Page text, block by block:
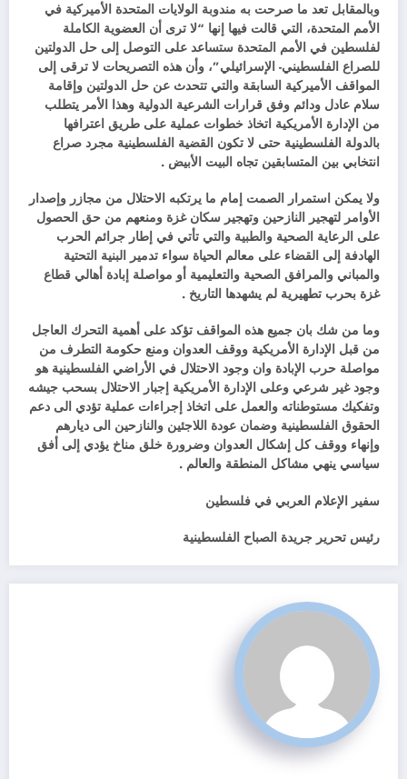
وبالمقابل تعد ما صرحت به مندوبة الولايات المتحدة الأميركية في
الأمم المتحدة، التي قالت فيها إنها “لا ترى أن العضوية الكاملة
لفلسطين في الأمم المتحدة ستساعد على التوصل إلى حل الدولتين
للصراع الفلسطيني- الإسرائيلي”، وأن هذه التصريحات لا ترقى إلى
المواقف الأميركية السابقة والتي تتحدث عن حل الدولتين وإقامة
سلام عادل ودائم وفق قرارات الشرعية الدولية وهذا الأمر يتطلب
من الإدارة الأمريكية اتخاذ خطوات عملية على طريق اعترافها
بالدولة الفلسطينية حتى لا تكون القضية الفلسطينية مجرد صراع
انتخابي بين المتسابقين تجاه البيت الأبيض .
ولا يمكن استمرار الصمت إمام ما يرتكبه الاحتلال من مجازر وإصدار
الأوامر لتهجير النازحين وتهجير سكان غزة ومنعهم من حق الحصول
على الرعاية الصحية والطبية والتي تأتي في إطار جرائم الحرب
الهادفة إلى القضاء على معالم الحياة سواء تدمير البنية التحتية
والمباني والمرافق الصحية والتعليمية أو مواصلة إبادة أهالي قطاع
غزة بحرب تطهيرية لم يشهدها التاريخ .
وما من شك بان جميع هذه المواقف تؤكد على أهمية التحرك العاجل
من قبل الإدارة الأمريكية ووقف العدوان ومنع حكومة التطرف من
مواصلة حرب الإبادة وان وجود الاحتلال في الأراضي الفلسطينية هو
وجود غير شرعي وعلى الإدارة الأمريكية إجبار الاحتلال بسحب جيشه
وتفكيك مستوطناته والعمل على اتخاذ إجراءات عملية تؤدي الى دعم
الحقوق الفلسطينية وضمان عودة اللاجئين والنازحين الى ديارهم
وإنهاء ووقف كل إشكال العدوان وضرورة خلق مناخ يؤدي إلى أفق
سياسي ينهي مشاكل المنطقة والعالم .
سفير الإعلام العربي في فلسطين
رئيس تحرير جريدة الصباح الفلسطينية